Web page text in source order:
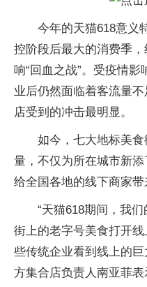
今年的天猫618意义
控阶段后最大的消费季
响“回血之战”。受疫情
业后仍然面临着客流量
店受到的冲击最明显。
如今，七大地标美
量，不仅为所在城市新
给全国各地的线下商家带
“天猫618期间，我
街上的老字号美食打开
些传统企业看到线上的
方集合店负责人南亚菲表